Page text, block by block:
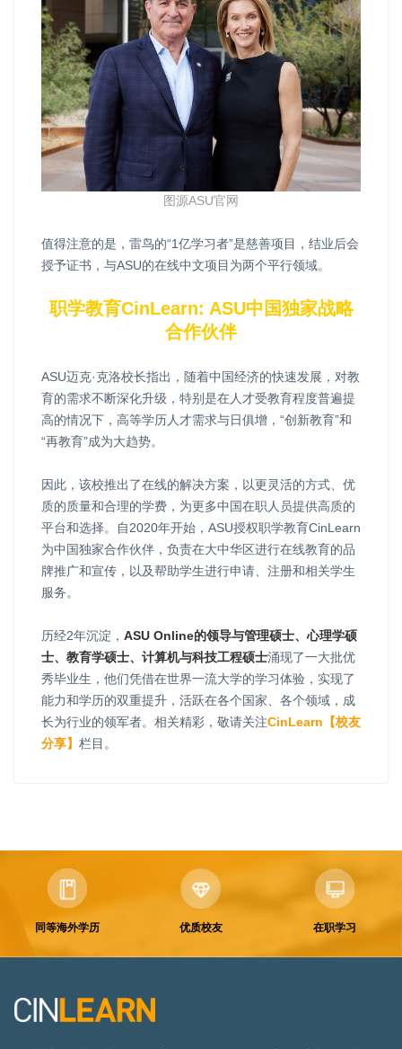
图源ASU官网
值得注意的是，雷鸟的“1亿学习者”是慈善项目，结业后会
授予证书，与ASU的在线中文项目为两个平行领域。
职学教育CinLearn: ASU中国独家战略
合作伙伴
ASU迈克·克洛校长指出，随着中国经济的快速发展，对教
育的需求不断深化升级，特别是在人才受教育程度普遍提
高的情况下，高等学历人才需求与日俱增，“创新教育”和
“再教育”成为大趋势。
因此，该校推出了在线的解决方案，以更灵活的方式、优
质的质量和合理的学费，为更多中国在职人员提供高质的
平台和选择。自2020年开始，ASU授权职学教育CinLearn
为中国独家合作伙伴，负责在大中华区进行在线教育的品
牌推广和宣传，以及帮助学生进行申请、注册和相关学生
服务。
历经2年沉淀， ASU Online的领导与管理硕士、心理学硕
士、教育学硕士、计算机与科技工程硕士涌现了一大批优
秀毕业生，他们凭借在世界一流大学的学习体验，实现了
能力和学历的双重提升，活跃在各个国家、各个领域，成
长为行业的领军者。相关精彩，敬请关注CinLearn【校友
分享】 栏目。
同等海外学历 优质校友 在职学习